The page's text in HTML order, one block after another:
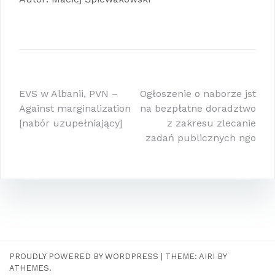
Nawigacja
wpisu
EVS w Albanii, PVN –
Against marginalization
[nabór uzupełniający]
Ogłoszenie o naborze jst
na bezpłatne doradztwo
z zakresu zlecanie
zadań publicznych ngo
PROUDLY POWERED BY WORDPRESS THEME: AIRI BY
ATHEMES.